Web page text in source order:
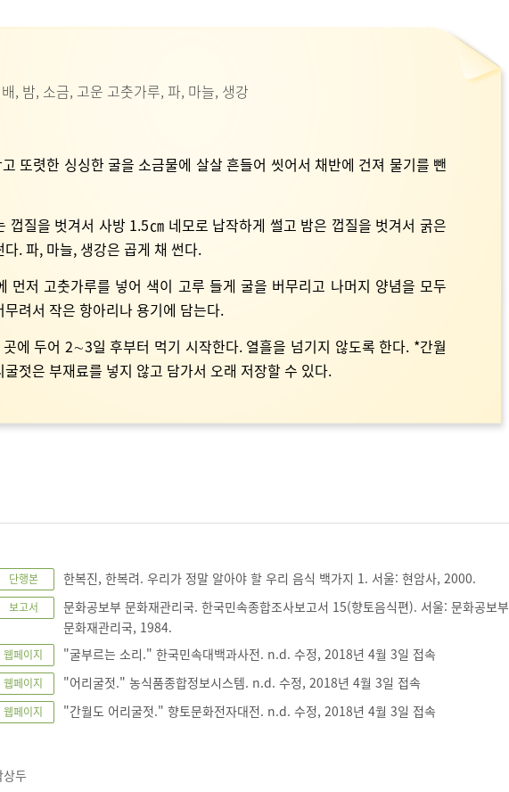
, 밤, 소금, 고운 고춧가루, 파, 마늘, 생강
또렷한 싱싱한 굴을 소금물에 살살 흔들어 씻어서 채반에 건져 물기를 뺀
껍질을 벗겨서 사방 1.5㎝ 네모로 납작하게 썰고 밤은 껍질을 벗겨서 굵은
다. 파, 마늘, 생강은 곱게 채 썬다.
먼저 고춧가루를 넣어 색이 고루 들게 굴을 버무리고 나머지 양념을 모두
무려서 작은 항아리나 용기에 담는다.
에 두어 2∼3일 후부터 먹기 시작한다. 열흘을 넘기지 않도록 한다. *간월
굴젓은 부재료를 넣지 않고 담가서 오래 저장할 수 있다.
단행본 한복진, 한복려. 우리가 정말 알아야 할 우리 음식 백가지 1. 서울: 현암사, 2000.
보고서
문화공보부 문화재관리국. 한국민속종합조사보고서 15(향토음식편). 서울: 문화공보부
문화재관리국, 1984.
웹페이지 "굴부르는 소리." 한국민속대백과사전. n.d. 수정, 2018년 4월 3일 접속
웹페이지 "어리굴젓." 농식품종합정보시스템. n.d. 수정, 2018년 4월 3일 접속
웹페이지 "간월도 어리굴젓." 향토문화전자대전. n.d. 수정, 2018년 4월 3일 접속
상두